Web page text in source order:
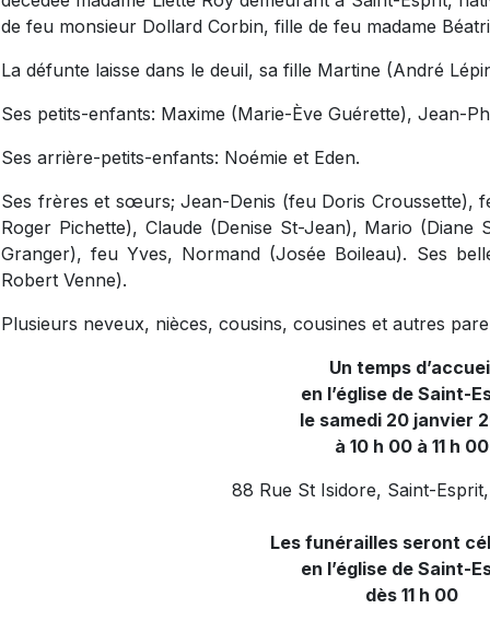
de feu monsieur Dollard Corbin, fille de feu madame
La défunte laisse dans le deuil, sa fille Martine (André
Ses petits-enfants: Maxime (Marie-Ève Guérette), Jean-
Ses arrière-petits-enfants: Noémie et Eden.
Ses frères et sœurs; Jean-Denis (feu Doris Croussette),
Roger Pichette), Claude (Denise St-Jean), Mario
Granger), feu Yves, Normand (Josée Boileau). Ses
Robert Venne).
Plusieurs neveux, nièces, cousins, cousines et autres
Un temps
en l’église de Saint-
le samedi 20 janvier
à 10 h 00 à 11 h 00
88 Rue St Isidore, Saint-
Les funérailles seront
en l’église de Saint-
dès 11 h 00